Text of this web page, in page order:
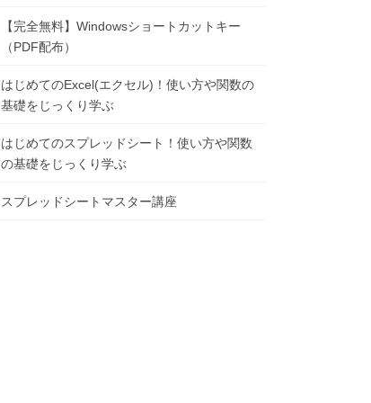
【完全無料】Windowsショートカットキー
（PDF配布）
はじめてのExcel(エクセル)！使い方や関数の
基礎をじっくり学ぶ
はじめてのスプレッドシート！使い方や関数
の基礎をじっくり学ぶ
スプレッドシートマスター講座